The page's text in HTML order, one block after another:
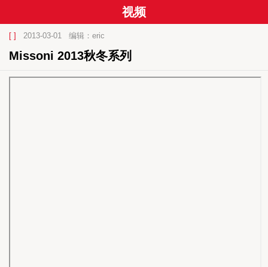
视频
[ ] 2013-03-01 编辑：eric
Missoni 2013秋冬系列